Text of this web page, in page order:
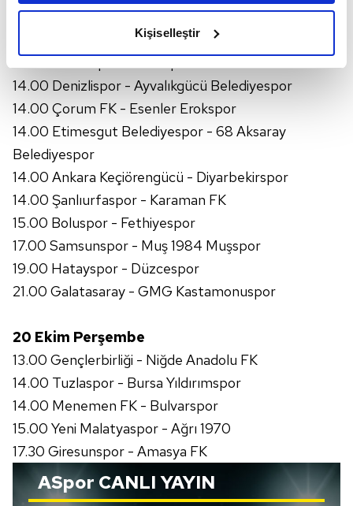
amacımızın size daha iyi bir reklam deneyimi sunmak
elimizden gelen çabayı gösterdiğimizi ve bu noktada,
kalemimiz olduğunu sizlere hatırlatmak isteriz.
Her halükârda, kullanıcılar, bu çerezlere izin vermedikleri
takdirde, kullanıcılara hedefli reklamlar
gösterilmeyecektir."
Sizlere daha iyi bir hizmet sunabilmek için İnternet
Sitemizde kendimize ve üçüncü kişilere ait çerezler
kullanılmaktadır. Bu çerezler vasıtasıyla çeşitli kişisel
verileriniz işlenmekte olup gerekli olan çerezler bilgi
toplumu hizmetlerinin sunulması amacıyla
kullanılmaktadır. Diğer çerezler, sitemizin daha işlevsel
sınırlı olarak açık rızanız dahilinde kullanılacaktır.
Çerezlere ilişkin tercihlerinizi aşağıda yer alan panel
vasıtasıyla belirleyebilirsiniz. Çerezlere ilişkin detaylı bilgi
için Ayarlar butonuna tıklayabilir,
Çerez Bilgilendirme
ziyaret edebilirsiniz.
6698 sayılı Kişisel Verilerin Korunması Kanunu uyarınca
hazırlanmış Aydınlatma Metnimizi okumak ve sitemizde
Kişiselleştir
Belediyespor
14.00 Göztepe - Karaköprü Belediyespor
14.00 Denizlispor - Ayvalıkgücü Belediyespor
14.00 Çorum FK - Esenler Erokspor
14.00 Etimesgut Belediyespor - 68 Aksaray
Belediyespor
14.00 Ankara Keçiörengücü - Diyarbekirspor
14.00 Şanlıurfaspor - Karaman FK
15.00 Boluspor - Fethiyespor
17.00 Samsunspor - Muş 1984 Muşspor
19.00 Hatayspor - Düzcespor
21.00 Galatasaray - GMG Kastamonuspor
20 Ekim Perşembe
13.00 Gençlerbirliği - Niğde Anadolu FK
14.00 Tuzlaspor - Bursa Yıldırımspor
14.00 Menemen FK - Bulvarspor
15.00 Yeni Malatyaspor - Ağrı 1970
17.30 Giresunspor - Amasya FK
ASpor CANLI YAYIN